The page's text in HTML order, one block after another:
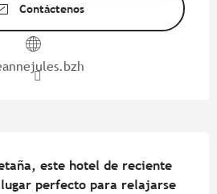
Contáctenos
este hotel de reciente
perfecto para relajarse